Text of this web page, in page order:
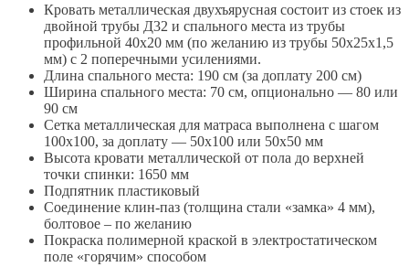
Кровать металлическая двухъярусная состоит из стоек из
двойной трубы Д32 и спального места из трубы
профильной 40х20 мм (по желанию из трубы 50х25х1,5
мм) с 2 поперечными усилениями.
Длина спального места: 190 см (за доплату 200 см)
Ширина спального места: 70 см, опционально — 80 или
90 см
Сетка металлическая для матраса выполнена с шагом
100х100, за доплату — 50х100 или 50х50 мм
Высота кровати металлической от пола до верхней
точки спинки: 1650 мм
Подпятник пластиковый
Соединение клин-паз (толщина стали «замка» 4 мм),
болтовое – по желанию
Покраска полимерной краской в электростатическом
поле «горячим» способом